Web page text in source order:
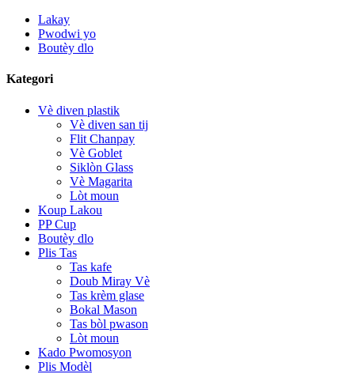
Lakay
Pwodwi yo
Boutèy dlo
Kategori
Vè diven plastik
Vè diven san tij
Flit Chanpay
Vè Goblet
Siklòn Glass
Vè Magarita
Lòt moun
Koup Lakou
PP Cup
Boutèy dlo
Plis Tas
Tas kafe
Doub Miray Vè
Tas krèm glase
Bokal Mason
Tas bòl pwason
Lòt moun
Kado Pwomosyon
Plis Modèl